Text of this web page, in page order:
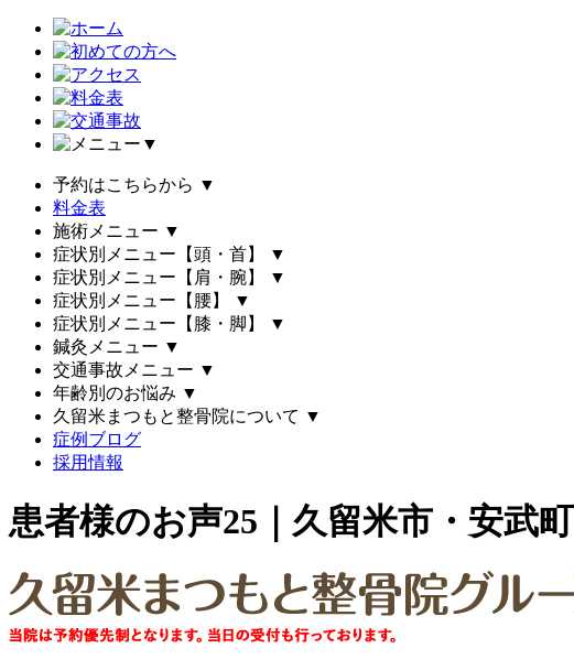
▼
予約はこちらから ▼
料金表
施術メニュー ▼
症状別メニュー【頭・首】
▼
症状別メニュー【肩・腕】
▼
症状別メニュー【腰】
▼
症状別メニュー【膝・脚】
▼
鍼灸メニュー ▼
交通事故メニュー ▼
年齢別のお悩み ▼
久留米まつもと整骨院について ▼
症例ブログ
採用情報
患者様のお声25｜久留米市・安武